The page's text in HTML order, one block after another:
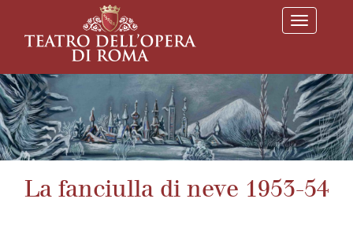
T
o
l
e
n
a
v
i
g
i
La fanciulla di neve 1953-54